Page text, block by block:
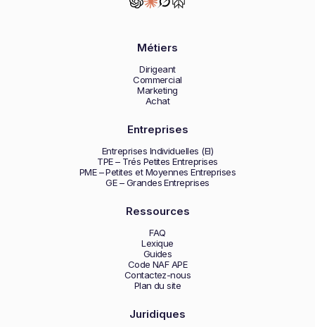
Métiers
Dirigeant
Commercial
Marketing
Achat
Entreprises
Entreprises Individuelles (EI)
TPE – Trés Petites Entreprises
PME – Petites et Moyennes Entreprises
GE – Grandes Entreprises
Ressources
FAQ
Lexique
Guides
Code NAF APE
Contactez-nous
Plan du site
Juridiques